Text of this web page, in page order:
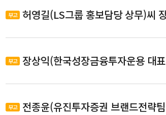
부고 허영길(LS그룹 홍보담당 상무)씨
(부고)허영길(LS그룹 홍보담당 상무)씨
부고 장상익(한국성장금융투자운용 대
(부고)장상익(한국성장금융투자운용 대
부고 전종윤(유진투자증권 브랜드전략